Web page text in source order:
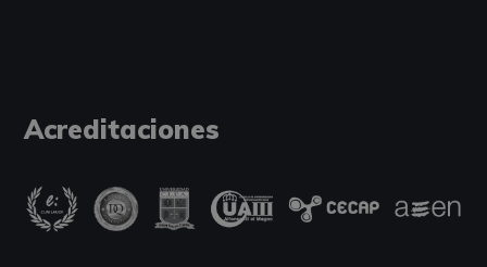
Acreditaciones